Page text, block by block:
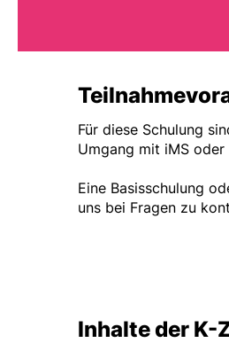
Für diese Schulung
Umgang mit iMS oder
Eine Basisschulung
uns bei Fragen zu
Inhalte der K-